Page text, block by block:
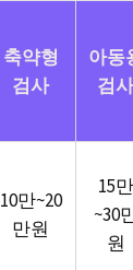
축약형
검사
아동
검
10만~20
만원
15만
~30
원